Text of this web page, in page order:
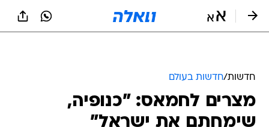
חדשות/חדשות בעולם
מצרים לחמאס: "כנופיה,
שימחתם את ישראל"